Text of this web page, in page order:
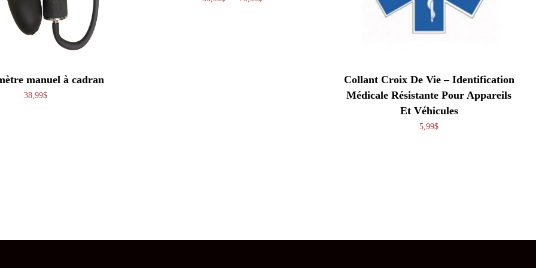
manuel à cadran
38,99$
Collant Croix De Vie – Identification
Médicale Résistante Pour Appareils
Et Véhicules
5,99$